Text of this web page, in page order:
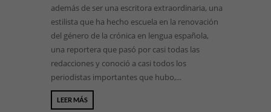
además de ser una escritora extraordinaria, una
estilista que ha hecho escuela en la renovación
del género de la crónica en lengua española,
una reportera que pasó por casi todas las
redacciones y conoció a casi todos los
periodistas importantes que hubo,...
LEER MÁS